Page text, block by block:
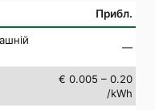
Прибл.
—
€ 0.005 – 0.20
/kWh